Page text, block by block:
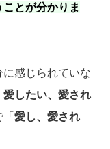
ことが分かりま
感じられていな
愛したい、愛され
愛し、愛され